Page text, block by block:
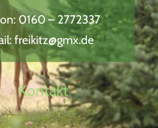
0160 – 2772337
freikitz@gmx.de
Kontakt